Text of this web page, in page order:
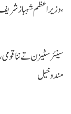
،وزیراعظم شہباز
سینئر سٹیزن تے ننا
مندوخیل